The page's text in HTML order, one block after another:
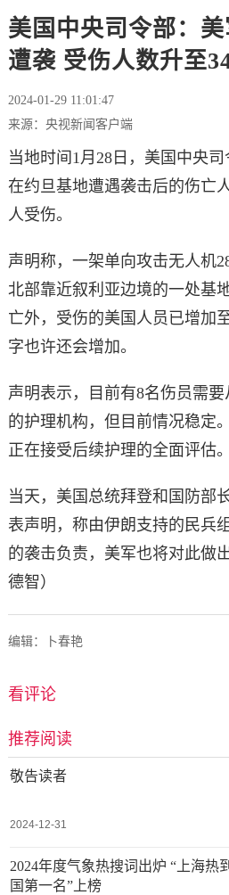
美国中央司令部：
遭袭 受伤人数升至
2024-01-29 11:01:47
来源：央视新闻客户端
当地时间1月28日，美国中央
在约旦基地遭遇袭击后的伤亡
人受伤。
声明称，一架单向攻击无人机
北部靠近叙利亚边境的一处基
亡外，受伤的美国人员已增加
字也许还会增加。
声明表示，目前有8名伤员需
的护理机构，但目前情况稳定
正在接受后续护理的全面评估。
当天，美国总统拜登和国防部
表声明，称由伊朗支持的民兵
的袭击负责，美军也将对此做
德智）
编辑：卜春艳
看评论
推荐阅读
敬告读者
2024-12-31
2024年度气象热搜词出炉 “上海热
国第一名”上榜